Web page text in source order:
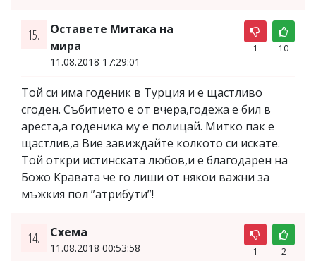
15.
Оставете Митака на
мира
11.08.2018 17:29:01
1 10
Той си има годеник в Турция и е щастливо
сгоден. Събитието е от вчера,годежа е бил в
ареста,а годеника му е полицай. Митко пак е
щастлив,а Вие завиждайте колкото си искате.
Той откри истинската любов,и е благодарен на
Божо Кравата че го лиши от някои важни за
мъжкия пол ”атрибути”!
14. Схема
11.08.2018 00:53:58 1 2